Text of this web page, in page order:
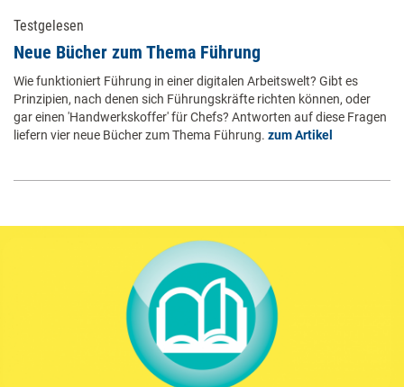
Testgelesen
Neue Bücher zum Thema Führung
Wie funktioniert Führung in einer digitalen Arbeitswelt? Gibt es
Prinzipien, nach denen sich Führungskräfte richten können, oder
gar einen 'Handwerkskoffer' für Chefs? Antworten auf diese Fragen
liefern vier neue Bücher zum Thema Führung. zum Artikel